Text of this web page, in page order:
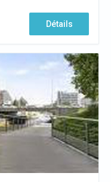
Détails